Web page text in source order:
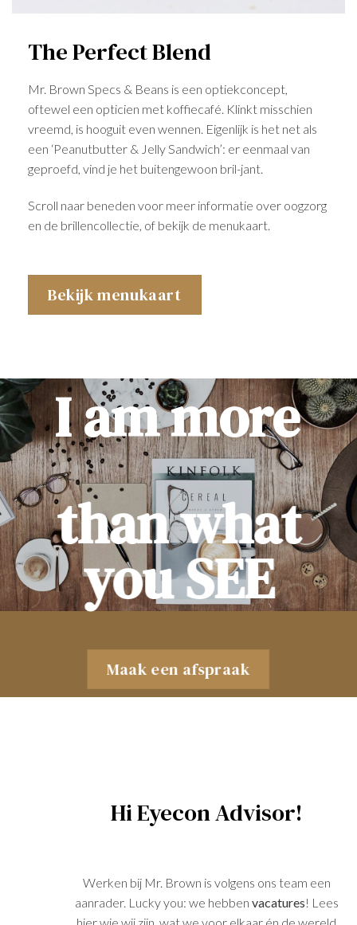
The Perfect Blend
Mr. Brown Specs & Beans is een optiekconcept,
oftewel een opticien met koffiecafé. Klinkt misschien
vreemd, is hooguit even wennen. Eigenlijk is het net als
een ‘Peanutbutter & Jelly Sandwich’: er eenmaal van
geproefd, vind je het buitengewoon bril-jant.
Scroll naar beneden voor meer informatie over oogzorg
en de brillencollectie, of bekijk de menukaart.
Bekijk menukaart
than what
you SEE
Maak een afspraak
I am more
Hi Eyecon Advisor!
Werken bij Mr. Brown is volgens ons team een
aanrader. Lucky you: we hebben vacatures! Lees